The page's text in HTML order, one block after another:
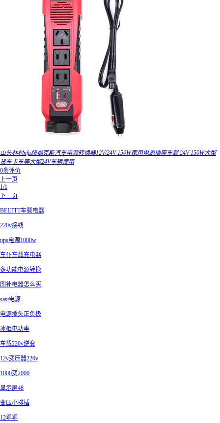
山头林村nfa纽福克斯汽车电源转换器12V/24V 150W家用电源插座车载 24V 150W大型
货车卡车等大型24V车辆使用
0条评价
上一页
1/1
下一页
BELTTT车载电器
220v接线
ups电源1000w
车仆车载充电器
多功能电源转换
国补电器怎么买
sast电源
电源插头正负极
冰柜电功率
车载220v逆变
12v变压器220v
1000变2000
显示屏48
变压小排插
12乖乖